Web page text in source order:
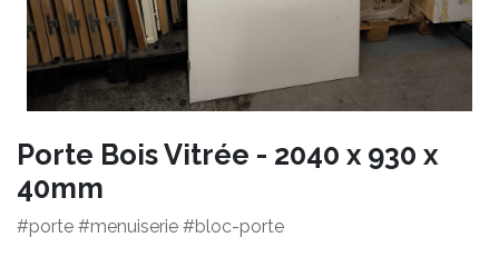
Porte Bois Vitrée - 2040 x 930 x
40mm
#porte #menuiserie #bloc-porte